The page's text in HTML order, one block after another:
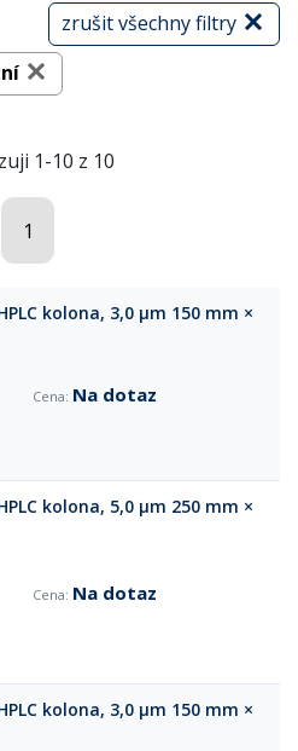
zrušit všechny filtry
1-10 z 10
1
kolona, 3,0 µm 150 mm ×
Na dotaz
kolona, 5,0 µm 250 mm ×
Na dotaz
kolona, 3,0 µm 150 mm ×